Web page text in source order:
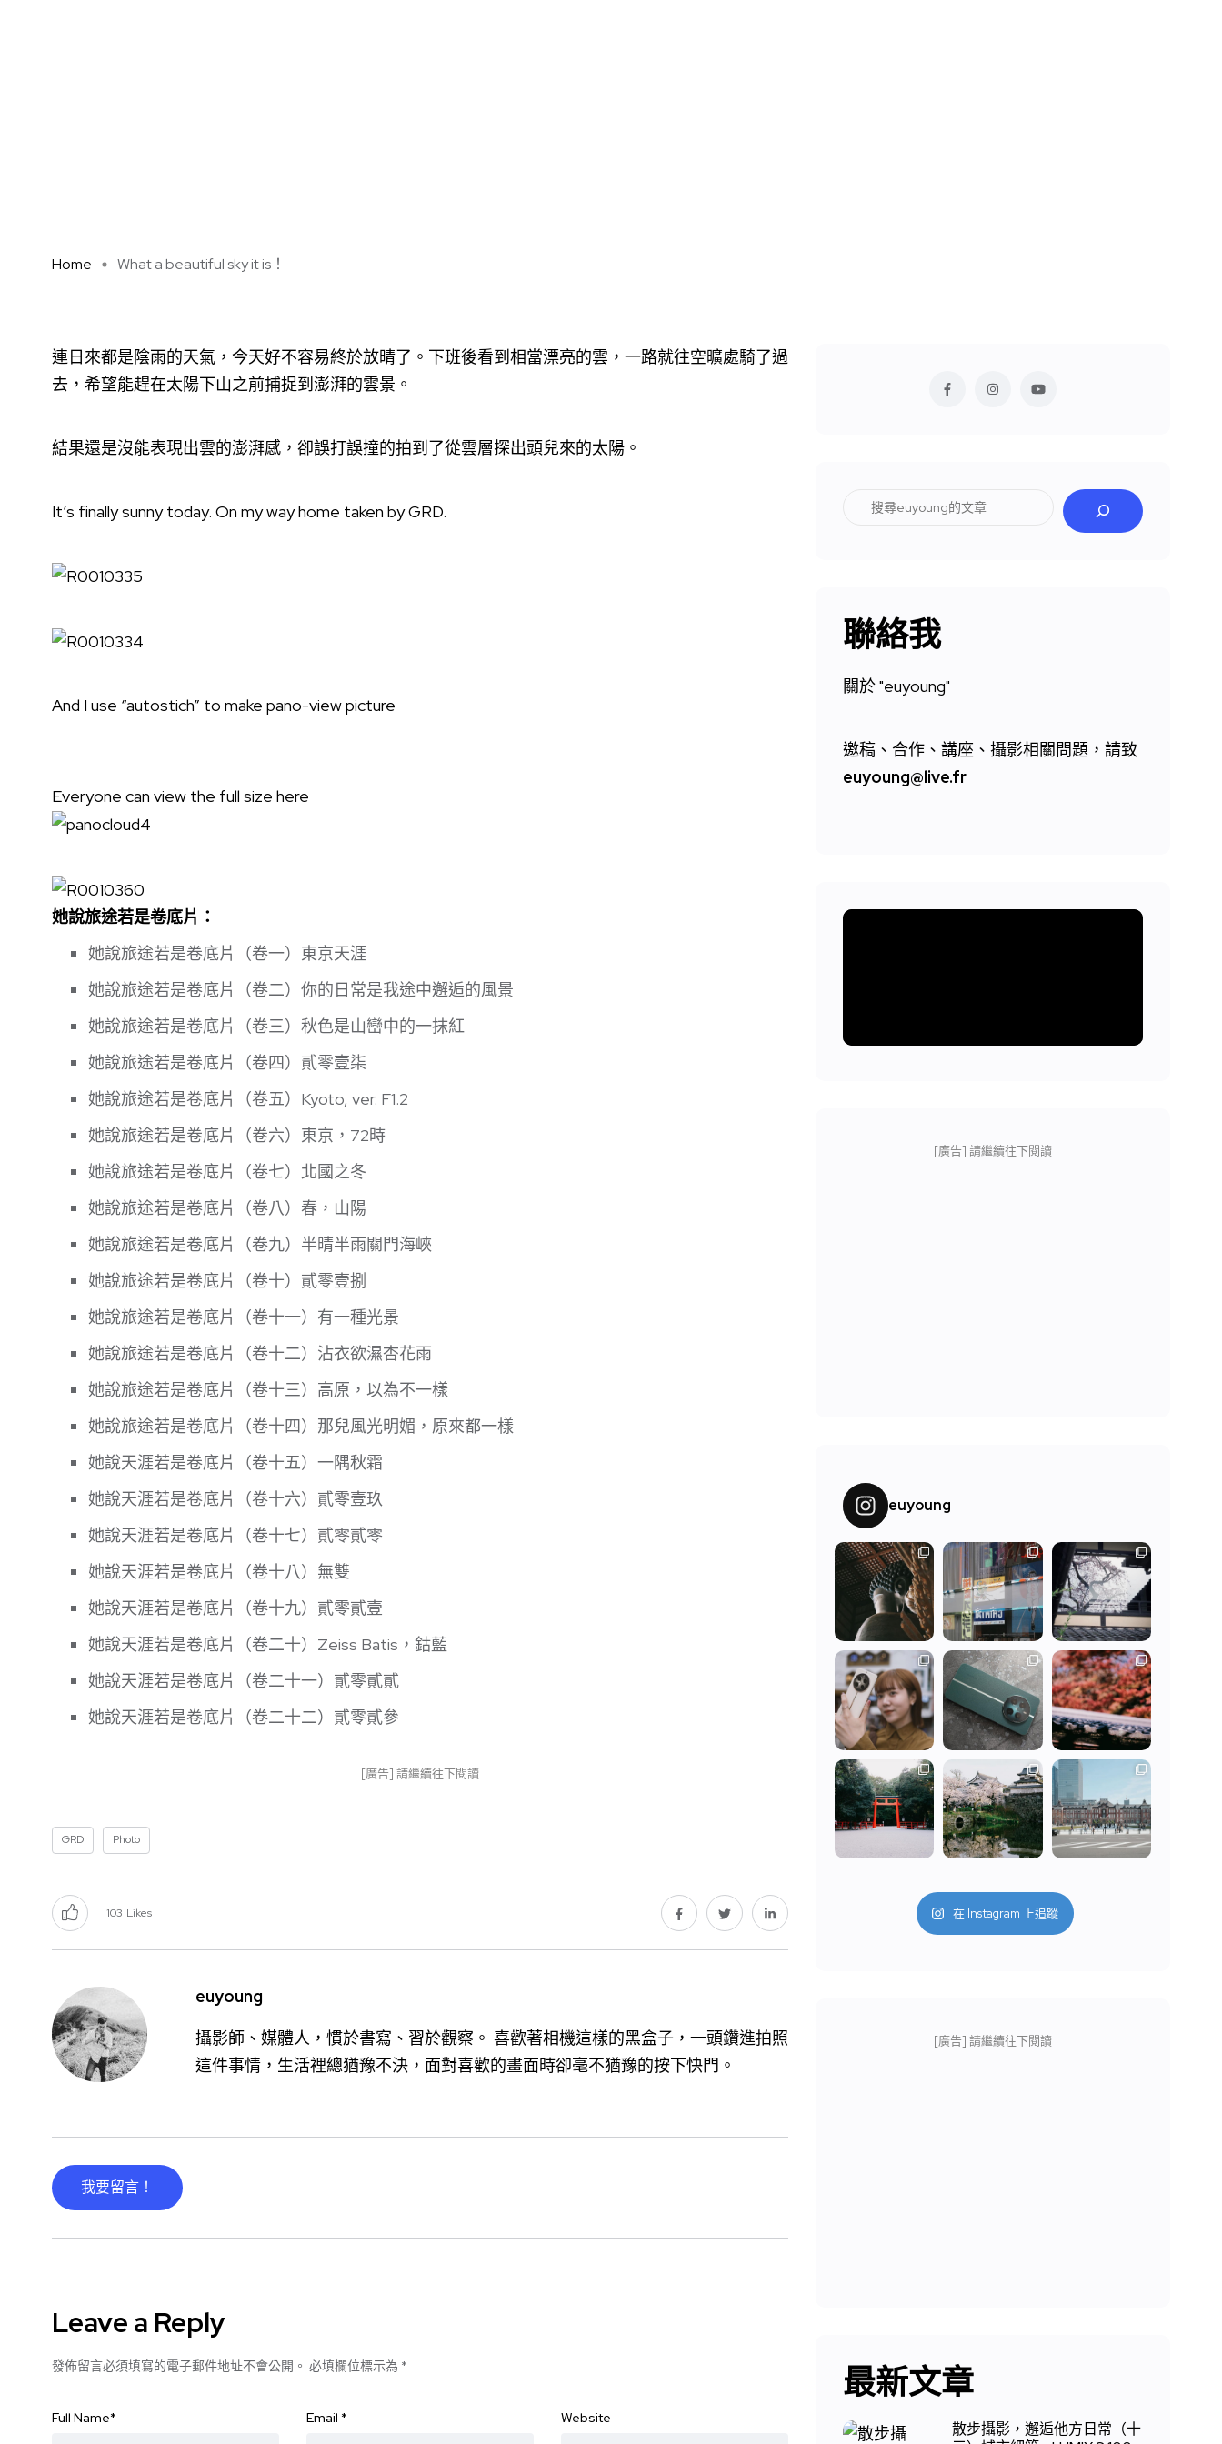
Home What a beautiful sky it is！
連日來都是陰雨的天氣，今天好不容易終於放晴了。下班後看到相當漂亮的雲，一路就往空曠處騎了過
去，希望能趕在太陽下山之前捕捉到澎湃的雲景。
結果還是沒能表現出雲的澎湃感，卻誤打誤撞的拍到了從雲層探出頭兒來的太陽。
It’s finally sunny today. On my way home taken by GRD.
And I use “autostich” to make pano-view picture
Everyone can view the full size here
她說旅途若是卷底片：
她說旅途若是卷底片（卷一）東京天涯
她說旅途若是卷底片（卷二）你的日常是我途中邂逅的風景
她說旅途若是卷底片（卷三）秋色是山巒中的一抹紅
她說旅途若是卷底片（卷四）貳零壹柒
她說旅途若是卷底片（卷五）Kyoto, ver. F1.2
她說旅途若是卷底片（卷六）東京，72時
她說旅途若是卷底片（卷七）北國之冬
她說旅途若是卷底片（卷八）春，山陽
她說旅途若是卷底片（卷九）半晴半雨關門海峽
她說旅途若是卷底片（卷十）貳零壹捌
她說旅途若是卷底片（卷十一）有一種光景
她說旅途若是卷底片（卷十二）沾衣欲濕杏花雨
她說旅途若是卷底片（卷十三）高原，以為不一樣
她說旅途若是卷底片（卷十四）那兒風光明媚，原來都一樣
她說天涯若是卷底片（卷十五）一隅秋霜
她說天涯若是卷底片（卷十六）貳零壹玖
她說天涯若是卷底片（卷十七）貳零貳零
她說天涯若是卷底片（卷十八）無雙
她說天涯若是卷底片（卷十九）貳零貳壹
她說天涯若是卷底片（卷二十）Zeiss Batis，鈷藍
她說天涯若是卷底片（卷二十一）貳零貳貳
她說天涯若是卷底片（卷二十二）貳零貳參
[廣告] 請繼續往下閱讀
GRD Photo
103 Likes
euyoung
攝影師、媒體人，慣於書寫、習於觀察。 喜歡著相機這樣的黑盒子，一頭鑽進拍照
這件事情，生活裡總猶豫不決，面對喜歡的畫面時卻毫不猶豫的按下快門。
我要留言！
Leave a Reply
發佈留言必須填寫的電子郵件地址不會公開。 必填欄位標示為 *
Full Name* Email * Website
聯絡我
關於 "euyoung"
邀稿、合作、講座、攝影相關問題，請致
euyoung@live.fr
[廣告] 請繼續往下閱讀
euyoung
在 Instagram 上追蹤
[廣告] 請繼續往下閱讀
最新文章
散步攝影，邂逅他方日常（十